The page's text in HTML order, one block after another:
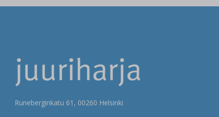
Runeberginkatu 61, 00260 Helsinki